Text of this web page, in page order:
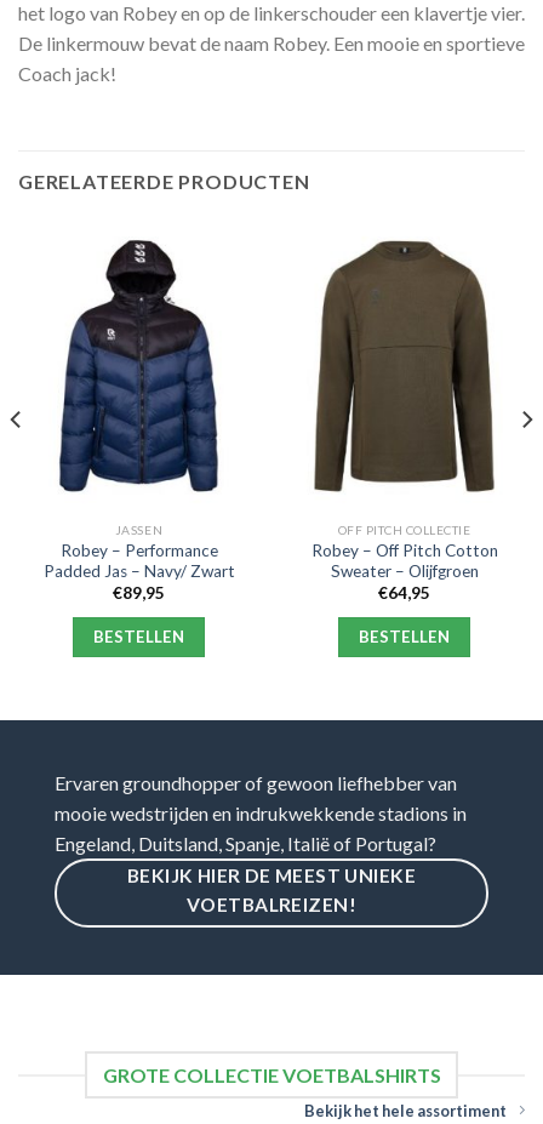
het logo van Robey en op de linkerschouder een klavertje vier.
De linkermouw bevat de naam Robey. Een mooie en sportieve
Coach jack!
GERELATEERDE PRODUCTEN
JASSEN
Robey – Performance
Padded Jas – Navy/ Zwart
€89,95
BESTELLEN
OFF PITCH COLLECTIE
Robey – Off Pitch Cotton
Sweater – Olijfgroen
€64,95
BESTELLEN
Ervaren groundhopper of gewoon liefhebber van
mooie wedstrijden en indrukwekkende stadions in
Engeland, Duitsland, Spanje, Italië of Portugal?
BEKIJK HIER DE MEEST UNIEKE
VOETBALREIZEN!
GROTE COLLECTIE VOETBALSHIRTS
Bekijk het hele assortiment